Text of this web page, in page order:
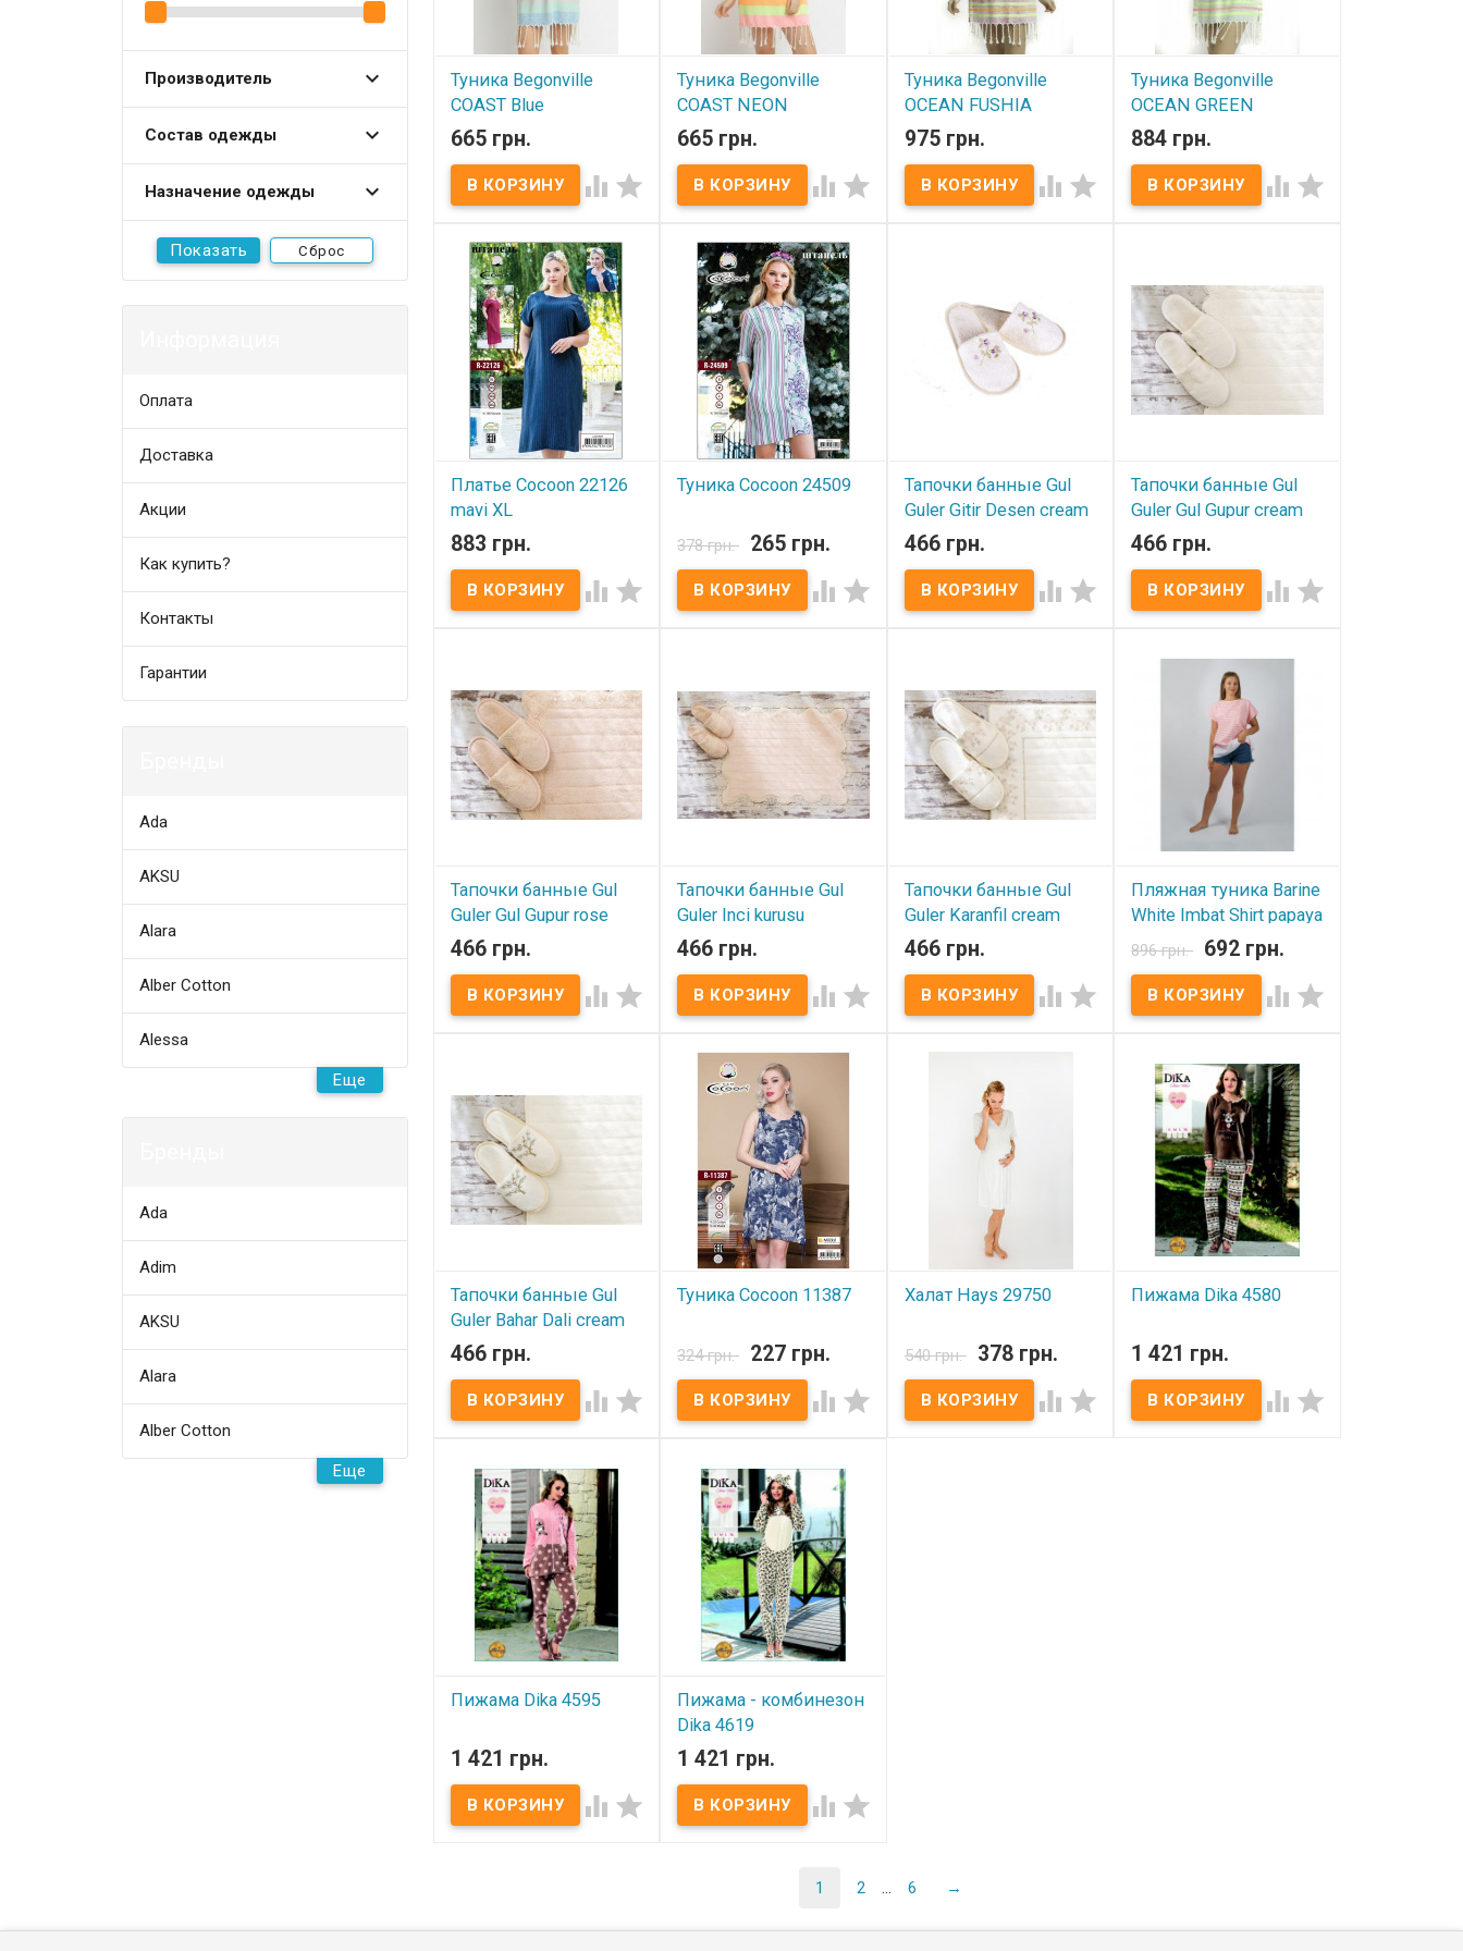
Производитель
Состав одежды
Назначение одежды
Сброс
Оплата
Доставка
Акции
Как купить?
Контакты
Гарантии
Ada
AKSU
Alara
Alber Cotton
Alessa
Еще
Ada
Adim
AKSU
Alara
Alber Cotton
Еще
Туника Begonville
COAST Blue
В наличии
Туника Begonville COAST
универсальный. Длина
100% хлопок Упаковка: ПВХ
Производитель:Begonville
(Турция)
665 грн.
 
Туника Begonville
COAST NEON
В наличии
Туника Begonville COAST
универсальный. Длина
100% хлопок Упаковка: ПВХ
Производитель:Begonville
(Турция)
665 грн.
 
Туника Begonville
OCEAN FUSHIA
В наличии
Туника Begonville OCEAN
универсальный. Длина
975 грн.
 
Туника Begonville
OCEAN GREEN
В наличии
Туника Begonville OCEAN
универсальный. Длина
884 грн.
 
Платье Cocoon 22126
mavi XL
В наличии
Платье Cocoon 22126
Размеры: XL Состав: 100%
вискоза - штапель.
883 грн.
 
Туника Cocoon 24509
В наличии
Размеры: S M. Состав: 100%
вискоза - штапель.
Упаковка: ПВХ пакет
378 грн. 265 грн.
 
Тапочки банные Gul
Guler Gitir Desen cream
В наличии
Тапочки банные Gul Guler
Размер: 37-38 Состав: 100%
хлопок с вышивкой
466 грн.
 
Тапочки банные Gul
Guler Gul Gupur cream
В наличии
Тапочки банные Gul Guler
Размер: 37-38 Состав: 100%
хлопок с кружевом
466 грн.
 
Тапочки банные Gul
Guler Gul Gupur rose
В наличии
Тапочки банные Gul Guler
Размер: 37-38 Состав: 100%
хлопок с кружевом
466 грн.
 
Тапочки банные Gul
Guler Inci kurusu
В наличии
Тапочки банные Gul Guler
Размер: 37-38 Состав: 100%
хлопок с кружевом
(Турция)
466 грн.
 
Тапочки банные Gul
Guler Karanfil cream
В наличии
Тапочки банные Gul Guler
Размер: 37-38 Состав: 100%
хлопок с кружевом
(Турция)
466 грн.
 
Пляжная туника Barine
White Imbat Shirt papaya
В наличии
Пляжная туника Barine White
Imbat Shirt papaya​ Состав:
100% хлопок Размер: S/M, ​
Турция
896 грн. 692 грн.
 
Тапочки банные Gul
Guler Bahar Dali cream
В наличии
Тапочки банные Gul Guler
Размер: 37-38 Состав: 100%
хлопок с вышивкой
466 грн.
 
Туника Cocoon 11387
В наличии
Размеры: s, l. Состав: 55%
хлопок, 45% модал.
Упаковка: ПВХ пакет.
324 грн. 227 грн.
 
Халат Hays 29750
В наличии
S, M, L, XL, 2XL.. Состав: 50%
хлопок, 50% модал.​
Упаковка: ПВХ пакет
540 грн. 378 грн.
 
Пижама Dika 4580
В наличии
Размеры: S, M, L Состав:
100 % полиэстер
Упаковка:фирменная
1 421 грн.
 
Пижама Dika 4595
В наличии
Размеры: S, M, L, XL Состав:
100 % полиэстер
Упаковка:фирменная
1 421 грн.
 
Пижама - комбинезон
Dika 4619
В наличии
Женская пижама Dika
Размеры: M, L Состав: 100
% полиэстер
1 421 грн.
 
1 2 ... 6 →